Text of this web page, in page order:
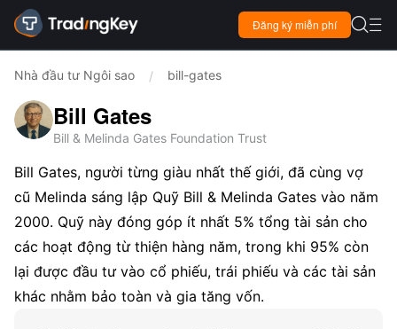
Đăng ký miễn phí  
Nhà đầu tư Ngôi sao / bill-gates
Bill Gates
Bill & Melinda Gates Foundation Trust
Bill Gates, người từng giàu nhất thế giới, đã cùng vợ
cũ Melinda sáng lập Quỹ Bill & Melinda Gates vào năm
2000. Quỹ này đóng góp ít nhất 5% tổng tài sản cho
các hoạt động từ thiện hàng năm, trong khi 95% còn
lại được đầu tư vào cổ phiếu, trái phiếu và các tài sản
khác nhằm bảo toàn và gia tăng vốn.